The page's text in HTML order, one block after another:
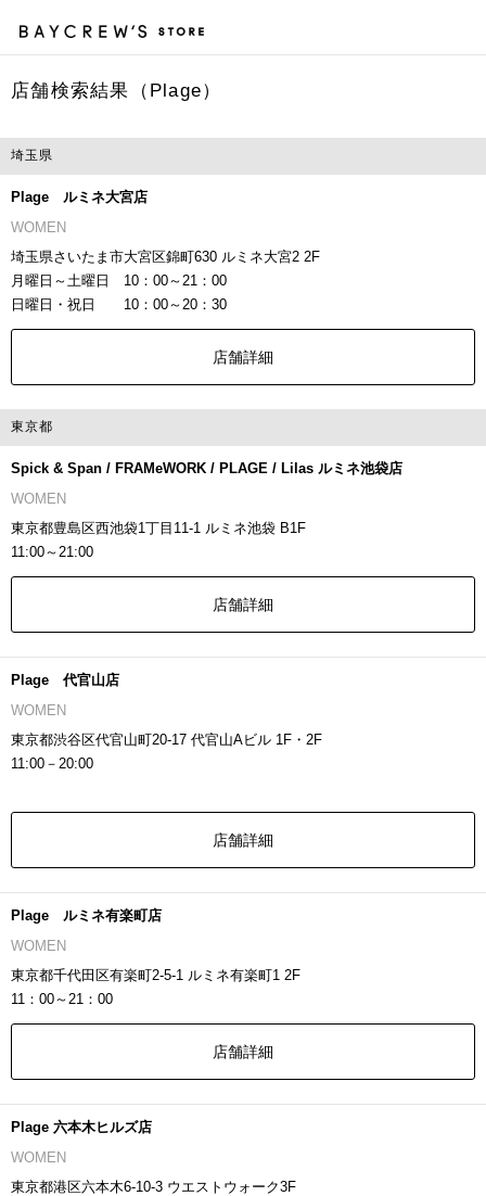
店舗検索結果（Plage）
埼玉県
Plage ルミネ大宮店
WOMEN
埼玉県さいたま市大宮区錦町630 ルミネ大宮2 2F
月曜日～土曜日 10：00～21：00
日曜日・祝日 10：00～20：30
店舗詳細
東京都
Spick & Span / FRAMeWORK / PLAGE / Lilas ルミネ池袋店
WOMEN
東京都豊島区西池袋1丁目11-1 ルミネ池袋 B1F
11:00～21:00
店舗詳細
Plage 代官山店
WOMEN
東京都渋谷区代官山町20-17 代官山Aビル 1F・2F
11:00－20:00
店舗詳細
Plage ルミネ有楽町店
WOMEN
東京都千代田区有楽町2-5-1 ルミネ有楽町1 2F
11：00～21：00
店舗詳細
Plage 六本木ヒルズ店
WOMEN
東京都港区六本木6-10-3 ウエストウォーク3F